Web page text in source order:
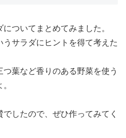
ついてまとめてみました。
うサラダにヒントを得て考えた
葉など香りのある野菜を使う
したので、ぜひ作ってみてく